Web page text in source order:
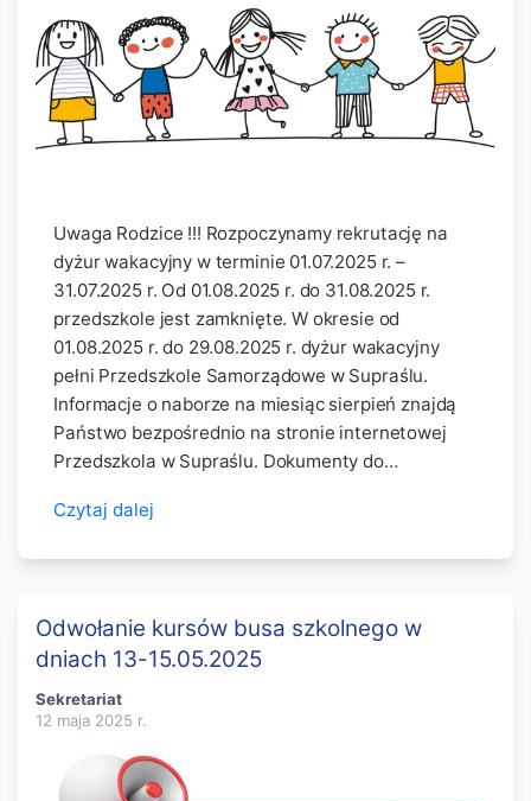
Uwaga Rodzice !!! Rozpoczynamy rekrutację na
dyżur wakacyjny w terminie 01.07.2025 r. –
31.07.2025 r. Od 01.08.2025 r. do 31.08.2025 r.
przedszkole jest zamknięte. W okresie od
01.08.2025 r. do 29.08.2025 r. dyżur wakacyjny
pełni Przedszkole Samorządowe w Supraślu.
Informacje o naborze na miesiąc sierpień znajdą
Państwo bezpośrednio na stronie internetowej
Przedszkola w Supraślu. Dokumenty do…
Czytaj dalej
Odwołanie kursów busa szkolnego w
dniach 13-15.05.2025
Sekretariat
12 maja 2025 r.